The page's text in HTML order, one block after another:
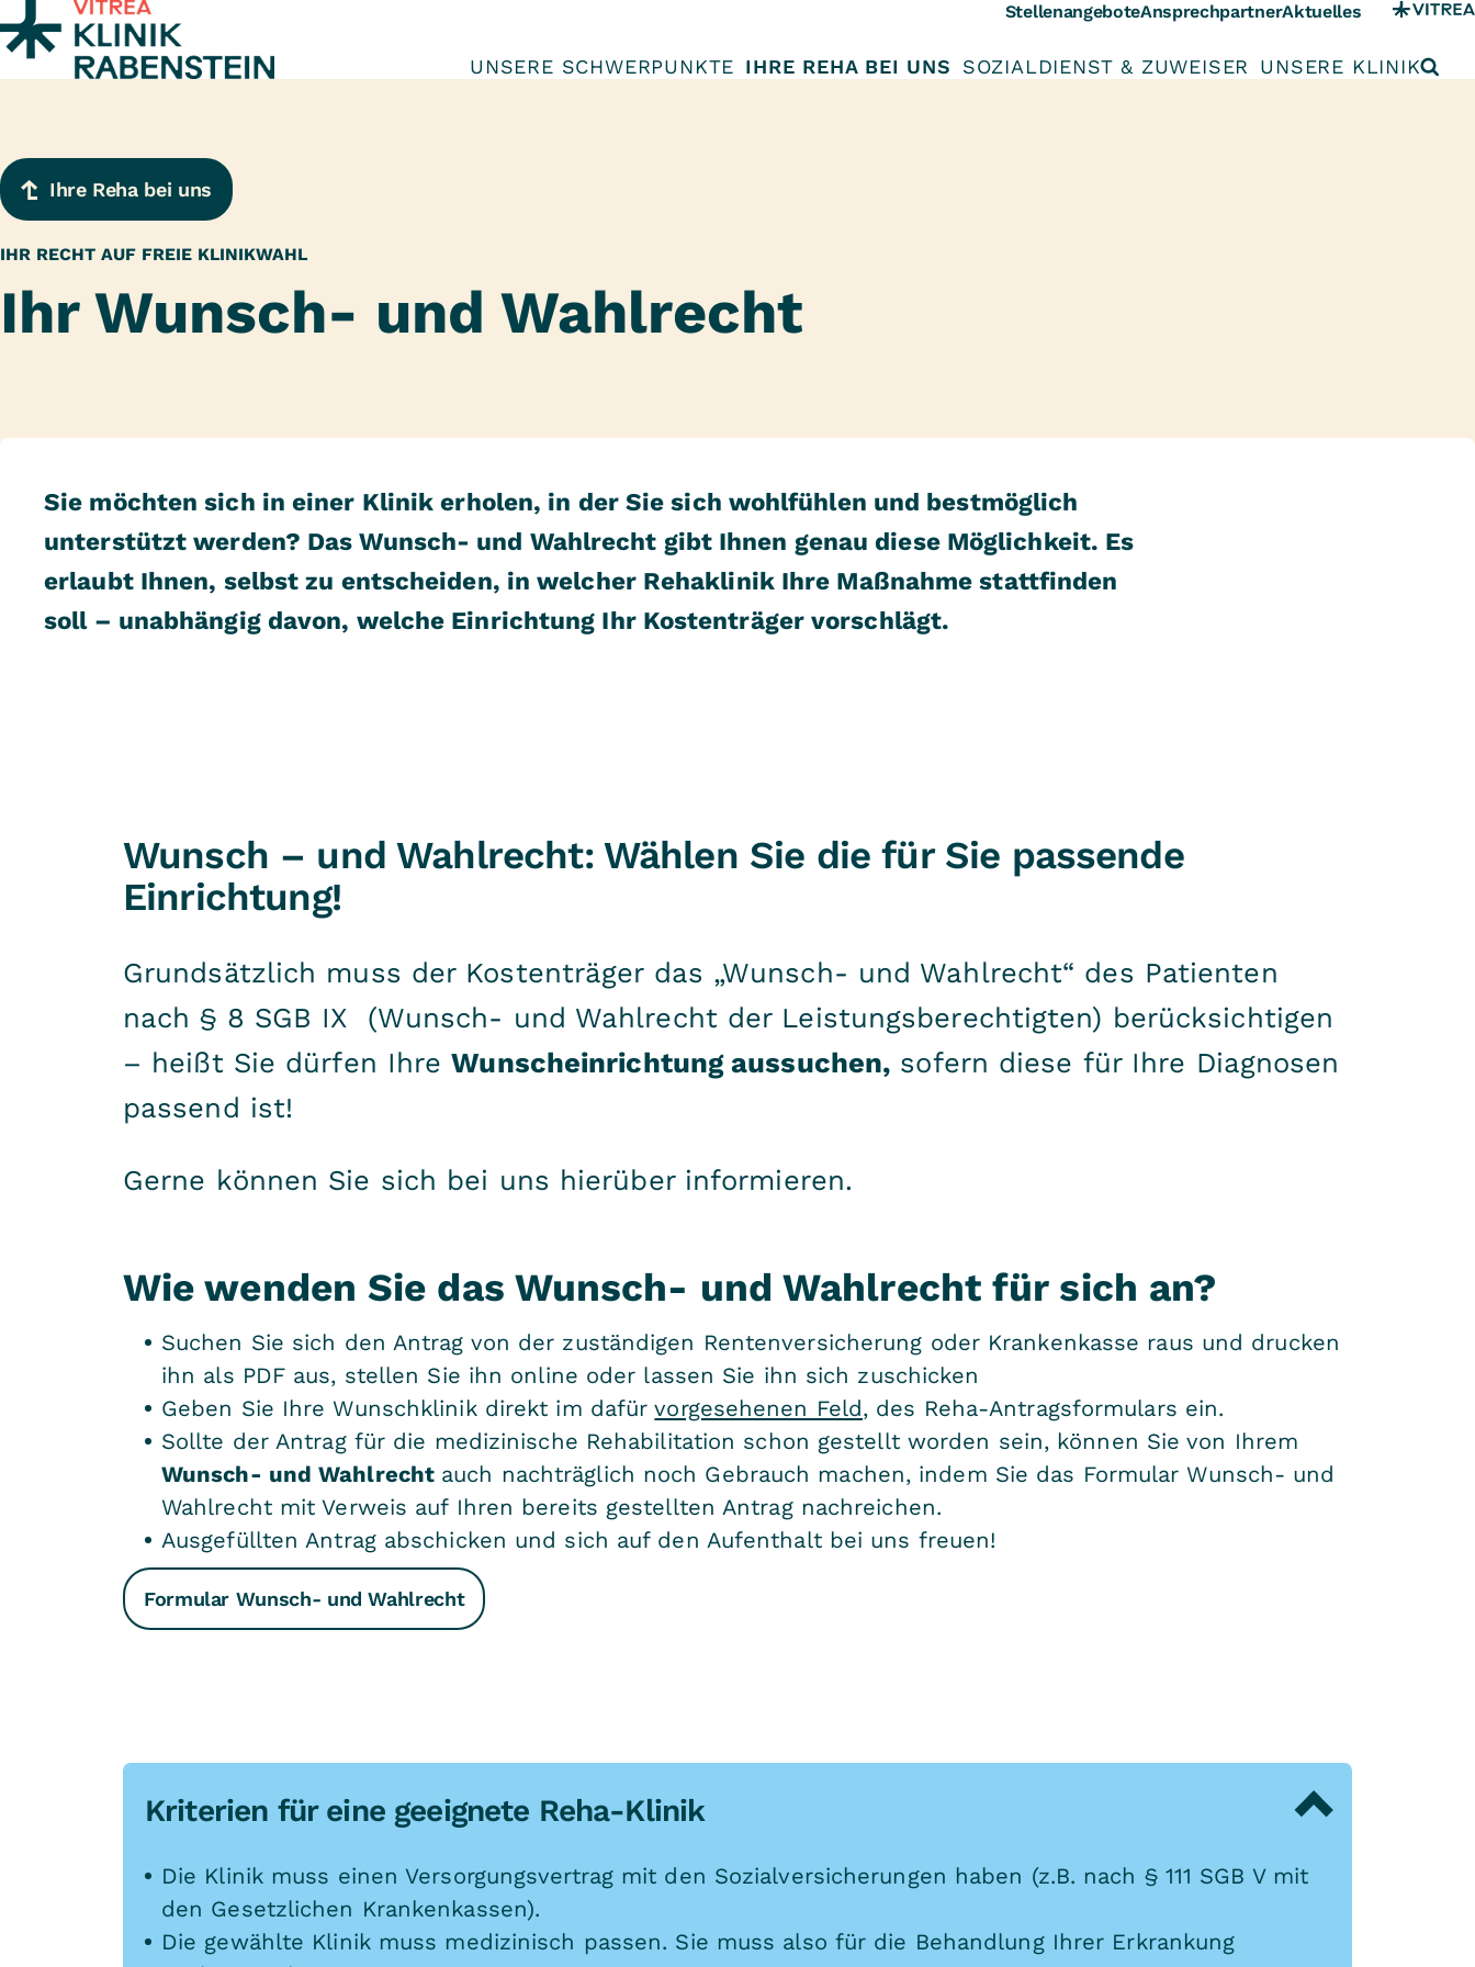
Zum Inhalt springen StellenangeboteAnsprechpartnerAktuelles
UNSERE SCHWERPUNKTE IHRE REHA BEI UNS SOZIALDIENST & ZUWEISER UNSERE KLINIK
Ihre Reha bei uns
IHR RECHT AUF FREIE KLINIKWAHL
Ihr Wunsch- und Wahlrecht
Sie möchten sich in einer Klinik erholen, in der Sie sich wohlfühlen und bestmöglich
unterstützt werden? Das Wunsch- und Wahlrecht gibt Ihnen genau diese Möglichkeit. Es
erlaubt Ihnen, selbst zu entscheiden, in welcher Rehaklinik Ihre Maßnahme stattfinden
soll – unabhängig davon, welche Einrichtung Ihr Kostenträger vorschlägt.
Wunsch – und Wahlrecht: Wählen Sie die für Sie passende
Einrichtung!
Grundsätzlich muss der Kostenträger das „Wunsch- und Wahlrecht“ des Patienten
nach § 8 SGB IX (Wunsch- und Wahlrecht der Leistungsberechtigten) berücksichtigen
– heißt Sie dürfen IhreWunscheinrichtung aussuchen, sofern diese für Ihre Diagnosen
passend ist!
Gerne können Sie sich bei uns hierüber informieren.
Wie wenden Sie das Wunsch- und Wahlrecht für sich an?
Suchen Sie sich den Antrag von der zuständigen Rentenversicherung oder Krankenkasse raus und drucken
ihn als PDF aus, stellen Sie ihn online oder lassen Sie ihn sich zuschicken
Geben Sie Ihre Wunschklinik direkt im dafürvorgesehenen Feld, des Reha-Antragsformulars ein.
Sollte der Antrag für die medizinische Rehabilitation schon gestellt worden sein, können Sie von Ihrem
Wunsch- und Wahlrecht auch nachträglich noch Gebrauch machen, indem Sie das Formular Wunsch- und
Wahlrecht mit Verweis auf Ihren bereits gestellten Antrag nachreichen.
Ausgefüllten Antrag abschicken und sich auf den Aufenthalt bei uns freuen!
Formular Wunsch- und Wahlrecht
Kriterien für eine geeignete Reha-Klinik
Die Klinik muss einen Versorgungsvertrag mit den Sozialversicherungen haben (z.B. nach § 111 SGB V mit
den Gesetzlichen Krankenkassen).
Die gewählte Klinik muss medizinisch passen. Sie muss also für die Behandlung Ihrer Erkrankung